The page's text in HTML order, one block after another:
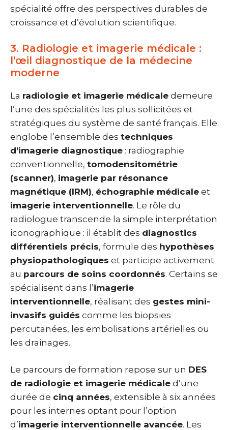
spécialité offre des perspectives durables de
croissance et d’évolution scientifique.
3. Radiologie et imagerie médicale :
l’œil diagnostique de la médecine
moderne
La radiologie et imagerie médicale demeure
l’une des spécialités les plus sollicitées et
stratégiques du système de santé français. Elle
englobe l’ensemble des techniques
d’imagerie diagnostique : radiographie
conventionnelle, tomodensitométrie
(scanner), imagerie par résonance
magnétique (IRM), échographie médicale et
imagerie interventionnelle. Le rôle du
radiologue transcende la simple interprétation
iconographique : il établit des diagnostics
différentiels précis, formule des hypothèses
physiopathologiques et participe activement
au parcours de soins coordonnés. Certains se
spécialisent dans l’imagerie
interventionnelle, réalisant des gestes mini-
invasifs guidés comme les biopsies
percutanées, les embolisations artérielles ou
les drainages.
Le parcours de formation repose sur un DES
de radiologie et imagerie médicale d’une
durée de cinq années, extensible à six années
pour les internes optant pour l’option
d’imagerie interventionnelle avancée. Les